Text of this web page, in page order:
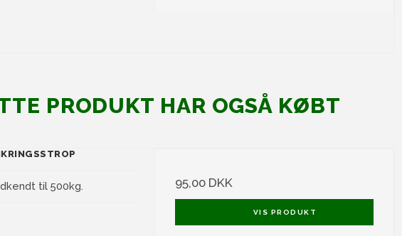
PRODUKT HAR OGSÅ KØBT
til 500kg. 95,00 DKK
VIS PRODUKT